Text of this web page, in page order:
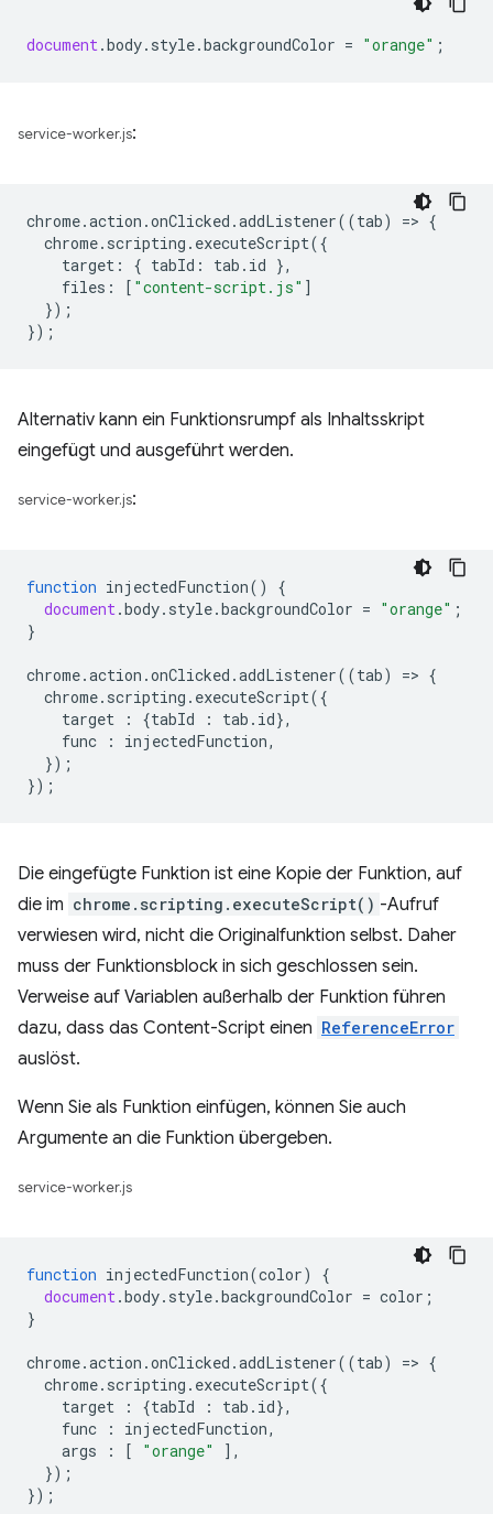
document.body. style.backgroundColor = "orange" ;
service-worker.js:
chrome.action .onClicked .addListener((tab) => {
chrome. scripting . executeScript({
target : { tabId : tab . id },
files : [ "content-script.js" ]
});
});
Alternativ kann ein Funktionsrumpf als Inhaltsskript
eingefügt und ausgeführt werden.
service-worker.js:
function injectedFunction()
{
document.body. style.backgroundColor = "orange" ;
}
chrome.action .onClicked .addListener((tab) => {
chrome. scripting . executeScript({
target
: {tabId : tab . id},
func
: injectedFunction,
});
});
Die eingefügte Funktion ist eine Kopie der Funktion, auf
die im chrome.scripting.executeScript() -Aufruf
verwiesen wird, nicht die Originalfunktion selbst. Daher
muss der Funktionsblock in sich geschlossen sein.
Verweise auf Variablen außerhalb der Funktion führen
dazu, dass das Content-Script einen ReferenceError
auslöst.
Wenn Sie als Funktion einfügen, können Sie auch
Argumente an die Funktion übergeben.
service-worker.js
function injectedFunction(color)
{
document.body. style.backgroundColor = color ;
}
chrome.action .onClicked .addListener((tab) => {
chrome. scripting . executeScript({
target
: {tabId : tab . id},
func
: injectedFunction,
args
: [ "orange"
],
});
});